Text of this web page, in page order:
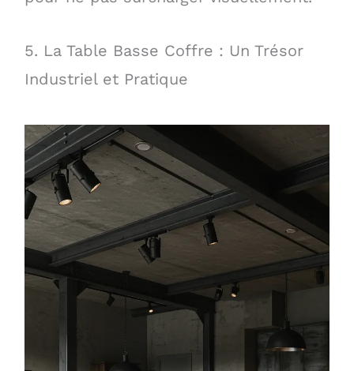
5. La Table Basse Coffre : Un Trésor
Industriel et Pratique